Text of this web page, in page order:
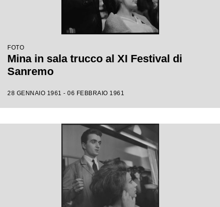
FOTO
Mina in sala trucco al XI Festival di
Sanremo
28 GENNAIO 1961 - 06 FEBBRAIO 1961